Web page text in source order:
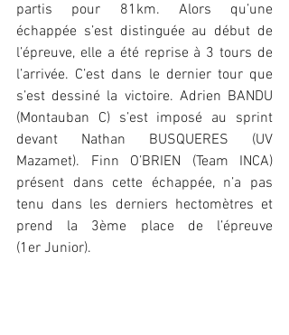
partis pour 81km. Alors qu’une
échappée s’est distinguée au début de
l’épreuve, elle a été reprise à 3 tours de
l’arrivée. C’est dans le dernier tour que
s’est dessiné la victoire. Adrien BANDU
(Montauban C) s’est imposé au sprint
devant Nathan BUSQUERES (UV
Mazamet). Finn O’BRIEN (Team INCA)
présent dans cette échappée, n’a pas
tenu dans les derniers hectomètres et
prend la 3ème place de l’épreuve
(1er Junior).